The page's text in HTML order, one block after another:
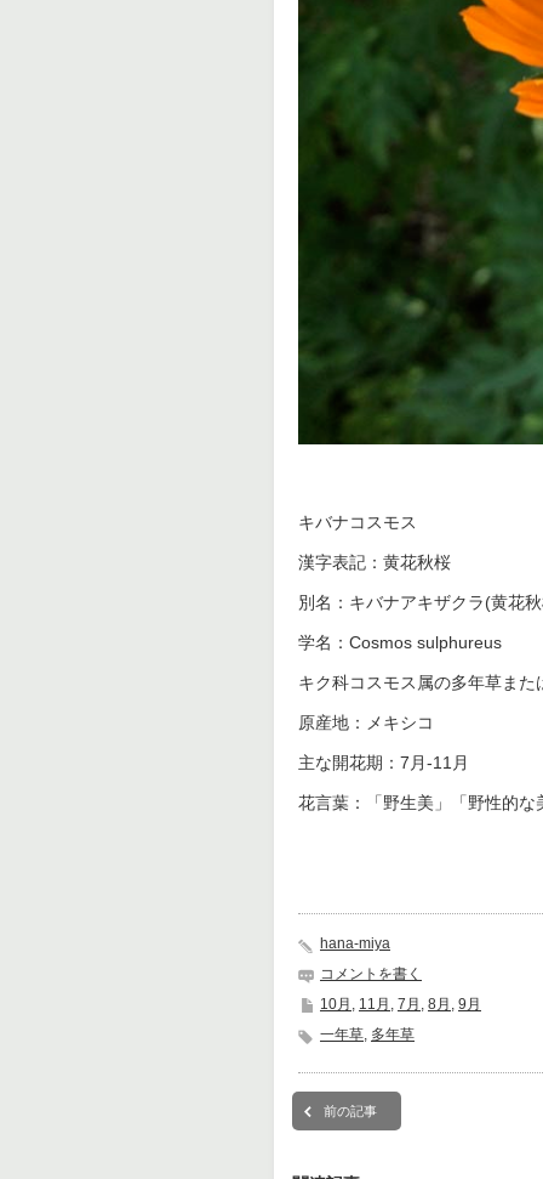
キバナコスモス
漢字表記：黄花秋桜
別名：キバナアキザクラ(黄花
学名：Cosmos sulphureus
キク科コスモス属の多年草また
原産地：メキシコ
主な開花期：7月-11月
花言葉：「野生美」「野性的な
hana-miya
コメントを書く
10月 , 11月 , 7月 , 8月 , 9月
一年草, 多年草
前の記事